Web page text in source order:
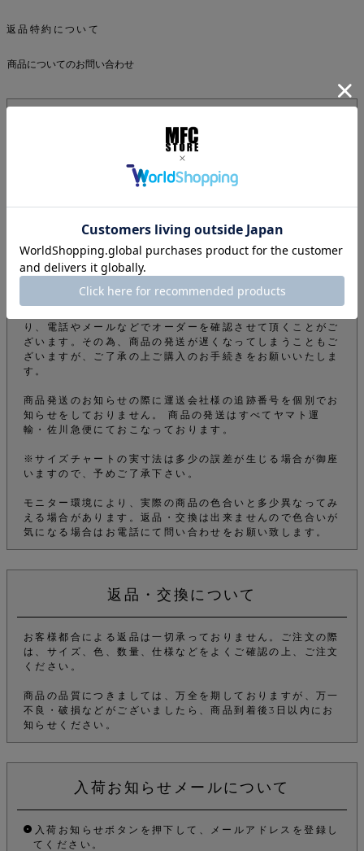
返品特約について
商品についてのお問い合わせ
ご注文について
下記注意事項をお読みになってから商品のご購入手続きをお
info@mfc-store.com から確認メールが届きます。 迷惑
メールフィルターの設定をされている場合は 受信可能設定
に変更して頂かないと届かないのでご注意ください。
オンラインショップの商品は実店舗でも販売しているため、
ご注文確定後でもタイミングにより在庫がない場合がござい
すが、予めご了承下さい。
り、電話やメールなどでオーダーを確認させて頂くことがご
ざいます。その為、商品の発送が遅くなってしまうこともご
ざいますが、ご了承の上ご購入のお手続きをお願いいたしま
す。
商品発送のお知らせの際に運送会社様の追跡番号を個別でお
知らせをしておりません。 商品の発送はすべてヤマト運
輸・佐川急便にておこなっております。
※サイズチャートの実寸法は多少の誤差が生じる場合が御座
いますので、予めご了承下さい。
モニター環境により、実際の商品の色合いと多少異なってみ
える場合があります。返品・交換は出来ませんので色合いが
気になる場合はお電話にて問い合わせをお願い致します。
返品・交換について
お客様都合による返品は一切承っておりません。ご注文の際
は、サイズ、色、数量、仕様などをよくご確認の上、ご注文
ください。
商品の品質につきましては、万全を期しておりますが、万一
不良・破損などがございましたら、商品到着後3日以内にお
知らせください。
入荷お知らせメールについて
入荷お知らせボタンを押下して、メールアドレスを登録し
てください。